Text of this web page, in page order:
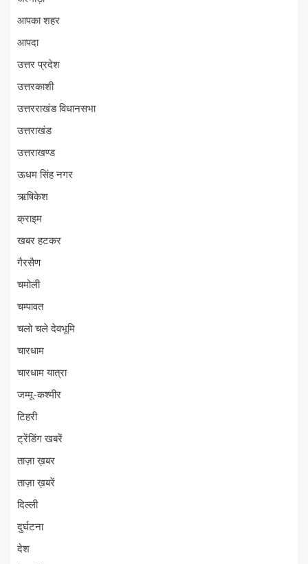
आपका शहर
आपदा
उत्तर प्रदेश
उत्तरकाशी
उत्तरराखंड विधानसभा
उत्तराखंड
उत्तराखण्ड
ऊधम सिंह नगर
ऋषिकेश
क्राइम
खबर हटकर
गैरसैण
चमोली
चम्पावत
चलो चले देवभूमि
चारधाम
चारधाम यात्रा
जम्मू-कश्मीर
टिहरी
ट्रेंडिंग खबरें
ताज़ा ख़बर
ताज़ा ख़बरें
दिल्ली
दुर्घटना
देश